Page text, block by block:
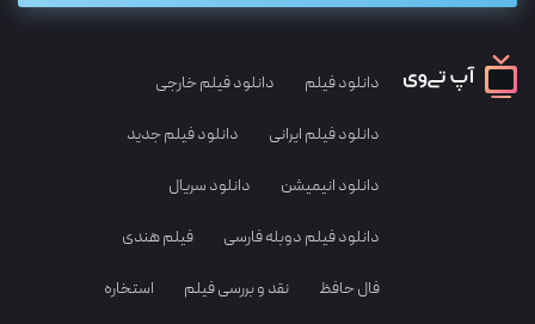
دانلود فیلم دانلود فیلم خارجی
دانلود فیلم ایرانی دانلود فیلم جدید
دانلود انیمیشن دانلود سریال
دانلود فیلم دوبله فارسی فیلم هندی
فال حافظ نقد و بررسی فیلم استخاره